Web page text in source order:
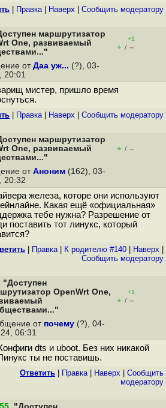
Правка| Наверх Cообщить модератору
маршрутизатор
One, развиваемый
+1
+ / –
от Даа уж... (?), 03-
20:01
мистер, пришло время
Правка| Наверх Cообщить модератору
маршрутизатор
One, развиваемый
+ / –
от Аноним (162), 03-
20:32
железа, которе они используют
Какая ещё «официальная»
тебе нужна? Разрешение от
поставить тот линукс, который
Правка| К родителю #140 Наверх
Cообщить модератору
"Доступен
OpenWrt One,
+1
+ / –
от почему (?), 04-
06:31
dts и uboot. Без них никакой
ты не поставишь.
Ответить Правка| Наверх
Cообщить
модератору